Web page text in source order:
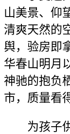
山美景、仰
清爽天然的
舆，验房即
华春山明月
神驰的抱负
市，质量看
为孩子供